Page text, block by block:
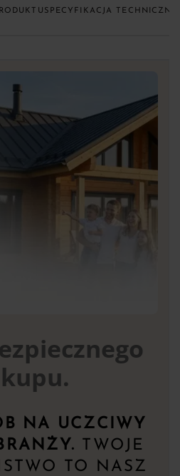
SPECYFIKACJA TECHNICZNA
NA UCZCIWY
TWOJE
TO NASZ